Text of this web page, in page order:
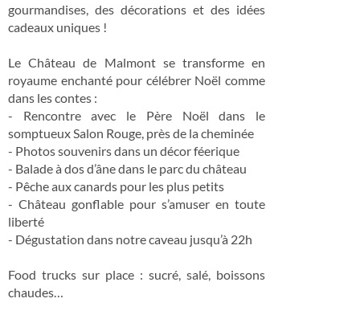
gourmandises, des décorations et des idées
cadeaux uniques !
Le Château de Malmont se transforme en
royaume enchanté pour célébrer Noël comme
dans les contes :
- Rencontre avec le Père Noël dans le
somptueux Salon Rouge, près de la cheminée
- Photos souvenirs dans un décor féerique
- Balade à dos d’âne dans le parc du château
- Pêche aux canards pour les plus petits
- Château gonflable pour s’amuser en toute
liberté
- Dégustation dans notre caveau jusqu’à 22h
Food trucks sur place : sucré, salé, boissons
chaudes…